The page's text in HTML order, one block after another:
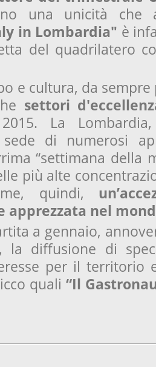
una unicità che
in Lombardia" è
del quadrilatero
e cultura, da
settori
La
di numerosi
“settimana della
più alte
quindi,
apprezzata nel
a gennaio,
, la diffusione di
per il territorio
quali “Il